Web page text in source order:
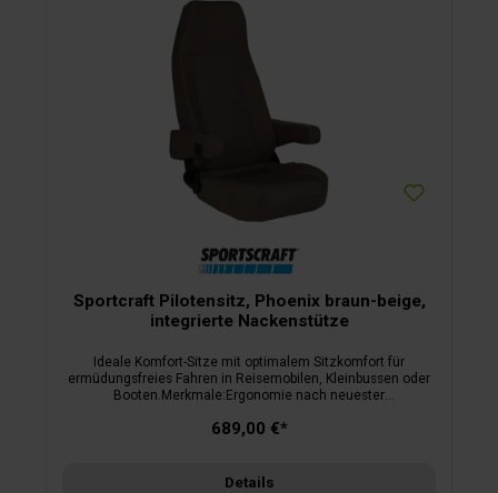
Sportcraft Pilotensitz, Phoenix braun-beige,
integrierte Nackenstütze
Ideale Komfort-Sitze mit optimalem Sitzkomfort für
ermüdungsfreies Fahren in Reisemobilen, Kleinbussen oder
Booten.Merkmale:Ergonomie nach neuester
formalästhetischen GesichtspunktenFertigung in modernster
Rückenlehneverstellbare Nackenstütze (bei
689,00 €*
Details